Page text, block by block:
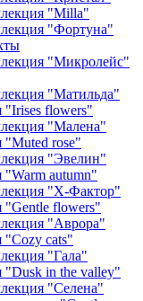
"Milla"
"Фортуна"
"Микролейс"
"Матильда"
"Irises flowers"
"Малена"
"Muted rose"
"Эвелин"
autumn"
"Х-Фактор"
"Gentle flowers"
"Аврора"
"Cozy cats"
"Гала"
"Dusk in the valley"
"Селена"